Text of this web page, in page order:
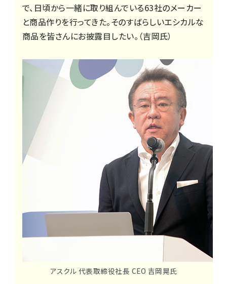
で、日頃から一緒に取り組んでいる63社のメーカー
と商品作りを行ってきた。そのすばらしいエシカルな
商品を皆さんにお披露目したい。（吉岡氏）
アスクル 代表取締役社長 CEO 吉岡晃氏